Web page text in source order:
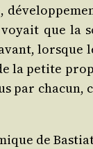
que la
la petite
par
de Bas­tiat